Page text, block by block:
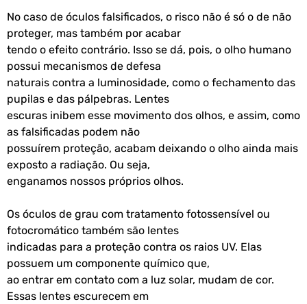
No caso de óculos falsificados, o risco não é só o de não
proteger, mas também por acabar
tendo o efeito contrário. Isso se dá, pois, o olho humano
possui mecanismos de defesa
naturais contra a luminosidade, como o fechamento das
pupilas e das pálpebras. Lentes
escuras inibem esse movimento dos olhos, e assim, como
as falsificadas podem não
possuírem proteção, acabam deixando o olho ainda mais
exposto a radiação. Ou seja,
enganamos nossos próprios olhos.
Os óculos de grau com tratamento fotossensível ou
fotocromático também são lentes
indicadas para a proteção contra os raios UV. Elas
possuem um componente químico que,
ao entrar em contato com a luz solar, mudam de cor.
Essas lentes escurecem em